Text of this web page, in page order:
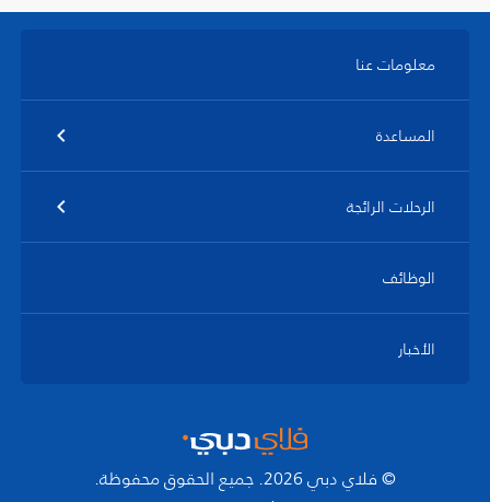
معلومات عنا
المساعدة
الرحلات الرائجة
الوظائف
الأخبار
© فلاي دبي 2026. جميع الحقوق محفوظة.